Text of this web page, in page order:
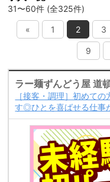
31〜60件 (全325件)
« 1 2 3
9
ラー麺ずんどう屋 道
［接客・調理］初めて
す◎ひとを喜ばせる仕事